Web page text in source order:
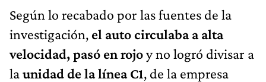
Según lo recabado por las fuentes de la
investigación, el auto circulaba a alta
velocidad, pasó en rojoy no logró divisar a
launidad de la línea C1, de la empresa